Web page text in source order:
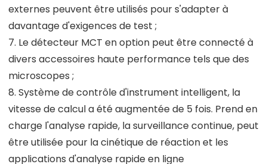
externes peuvent être utilisés pour s'adapter à
davantage d'exigences de test ;
7. Le détecteur MCT en option peut être connecté à
divers accessoires haute performance tels que des
microscopes ;
8. Système de contrôle d'instrument intelligent, la
vitesse de calcul a été augmentée de 5 fois. Prend en
charge l'analyse rapide, la surveillance continue, peut
être utilisée pour la cinétique de réaction et les
applications d'analyse rapide en ligne